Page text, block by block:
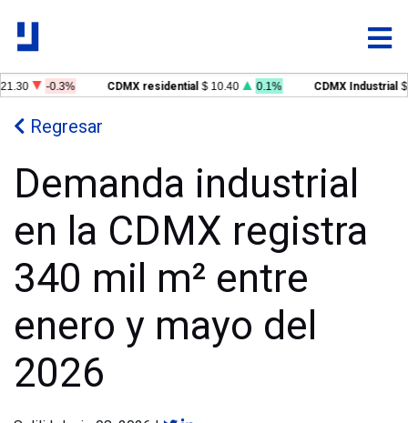
-0.3% CDMX residential $ 10.40 0.1% CDMX Industrial $
Regresar
Demanda industrial
en la CDMX registra
340 mil m² entre
enero y mayo del
2026